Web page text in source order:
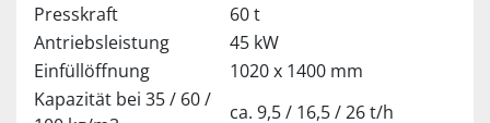
Presskraft
60 t
Antriebsleistung
45 kW
Einfüllöffnung
1020 x 1400 mm
Kapazität bei 35 / 60 /
ca. 9,5 / 16,5 / 26 t/h